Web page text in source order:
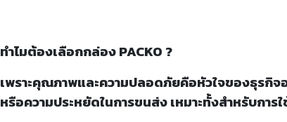
ทำไมต้องเลือกกล่อง PACKO ?
เพราะคุณภาพและความปลอดภัยคือหัวใจของธุรกิจ
หรือความประหยัดในการขนส่ง เหมาะทั้งสำหรับกา